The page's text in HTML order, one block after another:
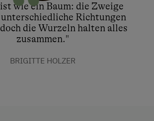
wie ein Baum: die Zweige
Richtungen
die Wurzeln halten alles
zusammen."
BRIGITTE HOLZER